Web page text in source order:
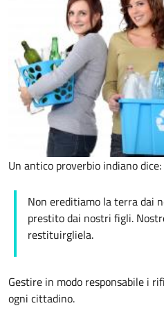
Un antico proverbio indiano dice:
Non ereditiamo la terra dai
prestito dai nostri figli.
restituirgliela.
Gestire in modo responsabile i
ogni cittadino.